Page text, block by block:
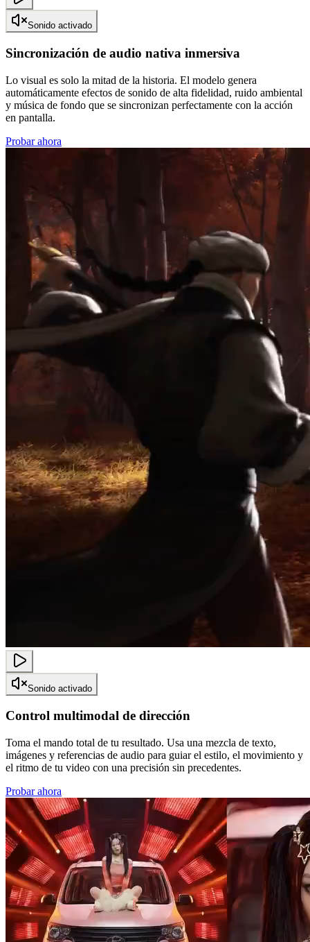
Sonido activado
Sincronización de audio nativa inmersiva
Lo visual es solo la mitad de la historia. El modelo genera
automáticamente efectos de sonido de alta fidelidad, ruido ambiental
y música de fondo que se sincronizan perfectamente con la acción
en pantalla.
Probar ahora
Sonido activado
Control multimodal de dirección
Toma el mando total de tu resultado. Usa una mezcla de texto,
imágenes y referencias de audio para guiar el estilo, el movimiento y
el ritmo de tu video con una precisión sin precedentes.
Probar ahora